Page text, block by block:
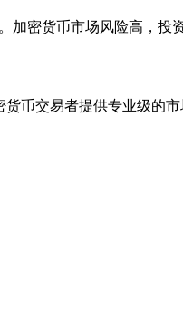
加密货币市场风险高，投
币交易者提供专业级的市